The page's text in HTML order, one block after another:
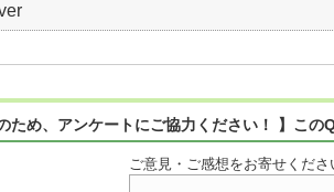
ため、アンケートにご協力ください！ 】この
ご意見・ご感想をお寄せくださ